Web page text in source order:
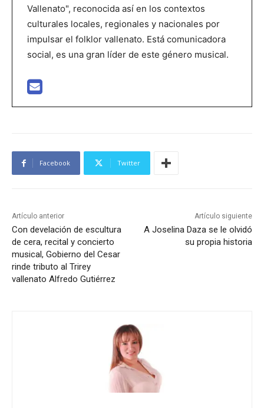
Vallenato", reconocida así en los contextos
culturales locales, regionales y nacionales por
impulsar el folklor vallenato. Está comunicadora
social, es una gran líder de este género musical.
Facebook Twitter
Artículo anterior
Con develación de escultura
de cera, recital y concierto
musical, Gobierno del Cesar
rinde tributo al Trirey
vallenato Alfredo Gutiérrez
Artículo siguiente
A Joselina Daza se le olvidó
su propia historia